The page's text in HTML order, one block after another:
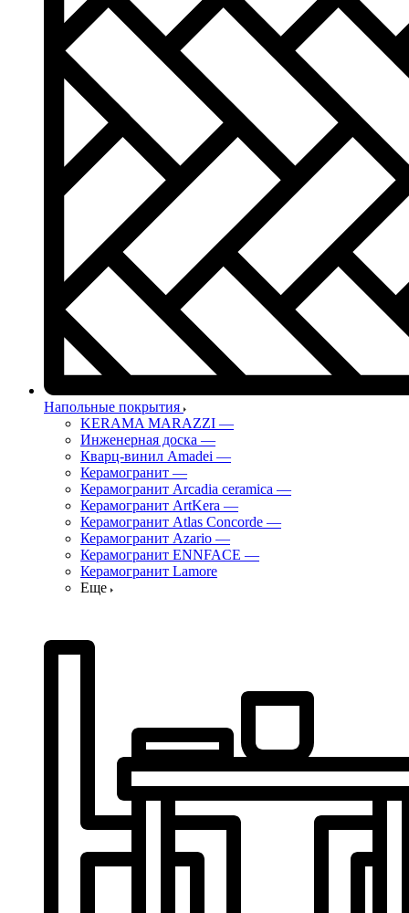
Напольные покрытия
KERAMA MARAZZI —
Инженерная доска —
Кварц-винил Amadei —
Керамогранит —
Керамогранит Arcadia ceramica —
Керамогранит ArtKera —
Керамогранит Atlas Concorde —
Керамогранит Azario —
Керамогранит ENNFACE —
Керамогранит Lamore
Еще